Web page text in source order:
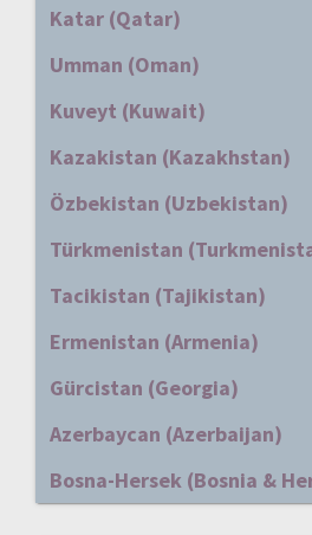
Katar (Qatar)
Umman (Oman)
Kuveyt (Kuwait)
Kazakistan (Kazakhstan)
Özbekistan (Uzbekistan)
Türkmenistan
Tacikistan (Tajikistan)
Ermenistan (Armenia)
Gürcistan (Georgia)
Azerbaycan (Azerbaijan)
Bosna-Hersek (Bosnia &